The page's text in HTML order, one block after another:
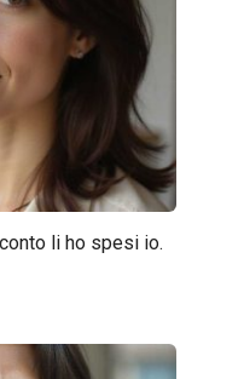
li ho spesi io.